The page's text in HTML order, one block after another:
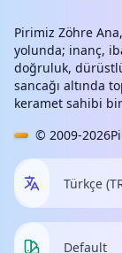
Pirimiz Zöhre
yolunda; inanç,
doğruluk,
sancağı altında
keramet sahibi bir
© 2009-2026